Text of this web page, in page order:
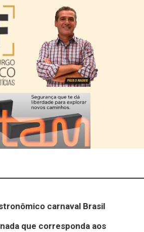
carnaval Brasil
que corresponda aos